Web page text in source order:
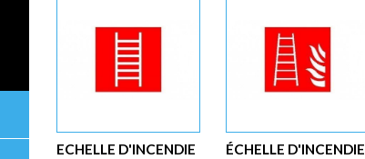
ECHELLE D'INCENDIE ÉCHELLE D'INCENDIE